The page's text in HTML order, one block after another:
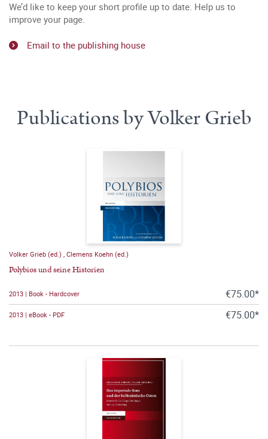
We’d like to keep your short profile up to date. Help us to
improve your page.
Email to the publishing house
Publications by Volker Grieb
Volker Grieb (ed.) Clemens Koehn (ed.)
Polybios und seine Historien
2013 | Book - Hardcover €75.00*
2013 | eBook - PDF €75.00*